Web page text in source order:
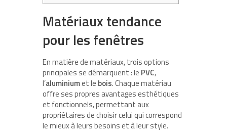
Matériaux tendance
pour les fenêtres
En matière de matériaux, trois options
principales se démarquent : le PVC,
l’aluminiumet le bois. Chaque matériau
offre ses propres avantages esthétiques
et fonctionnels, permettant aux
propriétaires de choisir celui qui correspond
le mieux à leurs besoins et à leur style.